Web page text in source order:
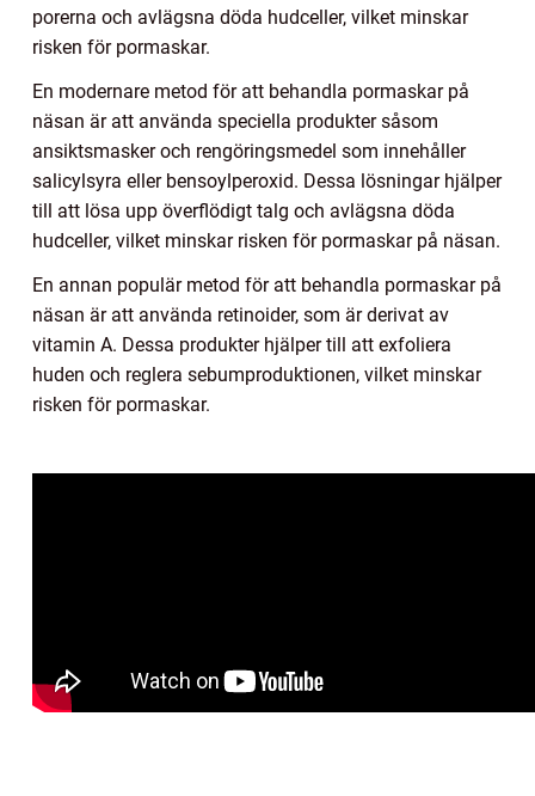
porerna och avlägsna döda hudceller, vilket minskar
risken för pormaskar.
En modernare metod för att behandla pormaskar på
näsan är att använda speciella produkter såsom
ansiktsmasker och rengöringsmedel som innehåller
salicylsyra eller bensoylperoxid. Dessa lösningar hjälper
till att lösa upp överflödigt talg och avlägsna döda
hudceller, vilket minskar risken för pormaskar på näsan.
En annan populär metod för att behandla pormaskar på
näsan är att använda retinoider, som är derivat av
vitamin A. Dessa produkter hjälper till att exfoliera
huden och reglera sebumproduktionen, vilket minskar
risken för pormaskar.